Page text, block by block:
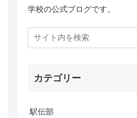
学校の公式ブログです。
カテゴリー
駅伝部